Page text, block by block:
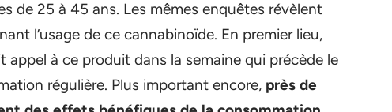
de 25 à 45 ans. Les mêmes enquêtes révèlent
l’usage de ce cannabinoïde. En premier lieu,
à ce produit dans la semaine qui précède le
régulière. Plus important encore, près de